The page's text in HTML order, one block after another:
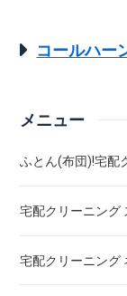
コールハー
メニュー
ふとん(布団)!宅配
羽毛ふとん(布
こたつ布団 クリ
宅配クリーニング
宅配クリーニング